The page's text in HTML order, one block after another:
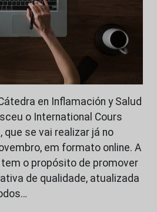
en Inflamación y Salud
o International Cours
que se vai realizar já no
em formato online. A
o propósito de promover
de qualidade, atualizada